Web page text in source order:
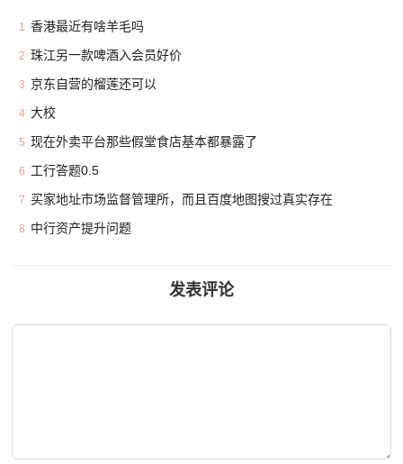
1 香港最近有啥羊毛吗
2 珠江另一款啤酒入会员好价
3 京东自营的榴莲还可以
4 大校
5 现在外卖平台那些假堂食店基本都暴露了
6 工行答题0.5
7 买家地址市场监督管理所，而且百度地图搜过真实存在
8 中行资产提升问题
发表评论